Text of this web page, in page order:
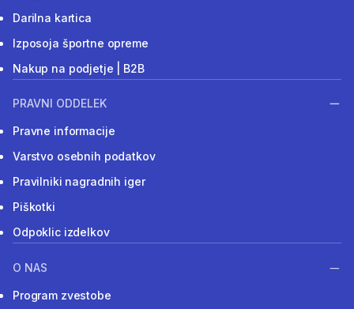
Darilna kartica
Izposoja športne opreme
Nakup na podjetje | B2B
PRAVNI ODDELEK
Pravne informacije
Varstvo osebnih podatkov
Pravilniki nagradnih iger
Piškotki
Odpoklic izdelkov
O NAS
Program zvestobe